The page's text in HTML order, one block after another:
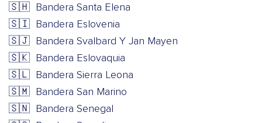
🇸🇭 Bandera Santa Elena
🇸🇮 Bandera Eslovenia
🇸🇯 Bandera Svalbard Y Jan Mayen
🇸🇰 Bandera Eslovaquia
🇸🇱 Bandera Sierra Leona
🇸🇲 Bandera San Marino
🇸🇳 Bandera Senegal